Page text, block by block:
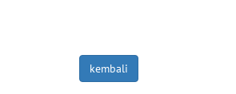
kembali